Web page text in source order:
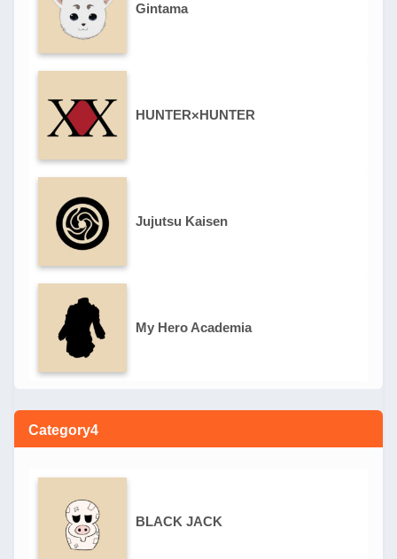
Gintama
HUNTER×HUNTER
Jujutsu Kaisen
My Hero Academia
Category4
BLACK JACK